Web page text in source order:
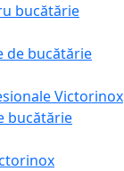
bucătărie
de bucătărie
Victorinox
bucătărie